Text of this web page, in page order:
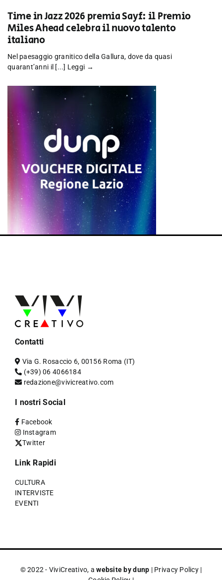
Time in Jazz 2026 premia Sayf: il Premio
Miles Ahead celebra il nuovo talento
italiano
Nel paesaggio granitico della Gallura, dove da quasi
quarant’anni il [...] Leggi →
Contatti
Via G. Rosaccio 6, 00156 Roma (IT)
(+39) 06 4066184
redazione@vivicreativo.com
I nostri Social
Facebook
Instagram
Twitter
Link Rapidi
CULTURA
INTERVISTE
EVENTI
© 2022 - ViviCreativo, awebsite by dunp | Privacy Policy|